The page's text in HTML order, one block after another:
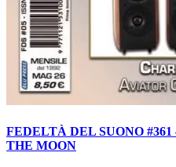
FEDELTÀ DEL SUONO
THE MOON